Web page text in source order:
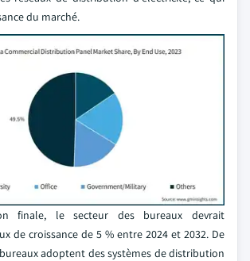
du marché.
finale, le secteur des bureaux devrait
de croissance de 5 % entre 2024 et 2032. De
adoptent des systèmes de distribution